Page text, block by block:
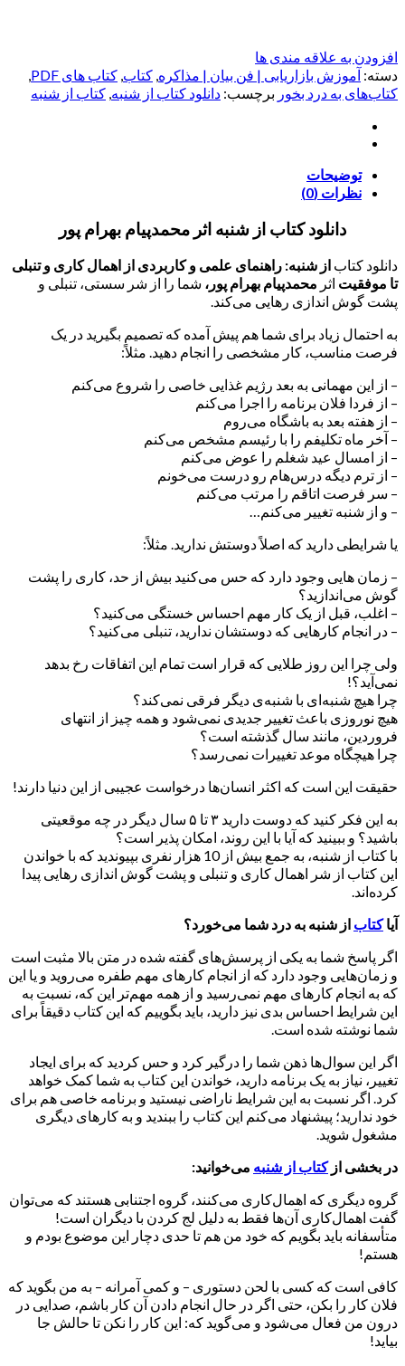
افزودن به علاقه مندی ها
دسته: آموزش بازاریابی | فن بیان | مذاکره, کتاب, کتاب های PDF
,
کتاب‌های به درد بخور برچسب: دانلود کتاب از شنبه, کتاب از شنبه
توضیحات
نظرات (0)
دانلود کتاب از شنبه اثر محمدپیام بهرام پور
دانلود کتاب از شنبه: راهنمای علمی و کاربردی از اهمال کاری و تنبلی
تا موفقیت اثر محمدپیام بهرام پور، شما را از شر سستی، تنبلی و
پشت گوش اندازی رهایی می‌کند.
به احتمال زیاد برای شما هم پیش آمده که تصمیم بگیرید در یک
فرصت مناسب، کار مشخصی را انجام دهید. مثلاً:
– از این مهمانی به بعد رژیم غذایی خاصی را شروع می‌کنم
– از فردا فلان برنامه را اجرا می‌کنم
– از هفته بعد به باشگاه می‌روم
– آخر ماه تکلیفم را با رئیسم مشخص می‌کنم
– از امسال عید شغلم را عوض می‌کنم
– از ترم دیگه درس‌هام رو درست می‌خونم
– سر فرصت اتاقم را مرتب می‌کنم
– و از شنبه تغییر می‌کنم…
یا شرایطی دارید که اصلاً دوستش ندارید. مثلاً:
– زمان هایی وجود دارد که حس می‌کنید بیش از حد، کاری را پشت
گوش می‌اندازید؟
– اغلب، قبل از یک کار مهم احساس خستگی می‌کنید؟
– در انجام کارهایی که دوستشان ندارید، تنبلی می‌کنید؟
ولی چرا این روز طلایی که قرار است تمام این اتفاقات رخ بدهد
نمی‌آید؟!
چرا هیچ شنبه‌ای با شنبه‌ی دیگر فرقی نمی‌کند؟
هیچ نوروزی باعث تغییر جدیدی نمی‌شود و همه چیز از انتهای
فروردین، مانند سال گذشته است؟
چرا هیچگاه موعد تغییرات نمی‌رسد؟
حقیقت این است که اکثر انسان‌ها درخواست عجیبی از این دنیا دارند!
به این فکر کنید که دوست دارید ۳ تا ۵ سال دیگر در چه موقعیتی
باشید؟ و ببینید که آیا با این روند، امکان پذیر است؟
با کتاب از شنبه، به جمع بیش از 10 هزار نفری بپیوندید که با خواندن
این کتاب از شر اهمال کاری و تنبلی و پشت گوش اندازی رهایی پیدا
کرده‌اند.
آیاکتاب از شنبه به درد شما میخورد؟
اگر پاسخ شما به یکی از پرسش‌های گفته شده در متن بالا مثبت است
و زمان‌هایی وجود دارد که از انجام کارهای مهم طفره می‌روید و یا این
که به انجام کارهای مهم نمی‌رسید و از همه مهم‌تر این که، نسبت به
این شرایط احساس بدی نیز دارید، باید بگوییم که این کتاب دقیقاً برای
شما نوشته شده است.
اگر این سوال‌ها ذهن شما را درگیر کرد و حس کردید که برای ایجاد
تغییر، نیاز به یک برنامه دارید، خواندن این کتاب به شما کمک خواهد
کرد. اگر نسبت به این شرایط ناراضی نیستید و برنامه خاصی‌ هم برای
خود ندارید؛ پیشنهاد می‌کنم این کتاب را ببندید و به کارهای دیگری
مشغول شوید.
در بخشی ازکتاب از شنبه می‌خوانید:
گروه دیگری که اهمال‌کاری می‌کنند، گروه اجتنابی هستند که می‌توان
گفت اهمال‌کاری آن‌ها فقط به دلیل لج کردن با دیگران است!
متأسفانه باید بگویم که خود من هم تا حدی دچار این موضوع بودم و
هستم!
کافی است که کسی با لحن دستوری – و کمی آمرانه – به من بگوید که
فلان کار را بکن، حتی اگر در حال انجام دادن آن کار باشم، صدایی در
درون من فعال می‌شود و می‌گوید که: این کار را نکن تا حالش جا
بیاید!